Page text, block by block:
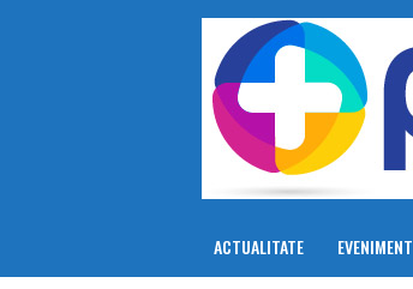
ACTUALITATE EVENIMENT